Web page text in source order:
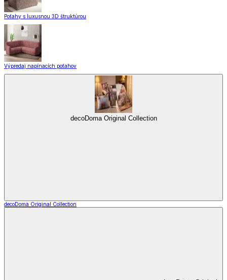
Poťahy s luxusnou 3D štruktúrou
Výpredaj napínacích poťahov
decoDoma Original Collection
decoDoma Original Collection